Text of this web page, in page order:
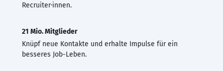
Recruiter·innen.
21 Mio. Mitglieder
Knüpf neue Kontakte und erhalte Impulse für ein
besseres Job-Leben.